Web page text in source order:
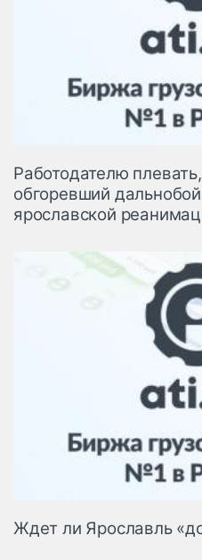
Работодателю
обгоревший
ярославской
Ждет ли Ярославль